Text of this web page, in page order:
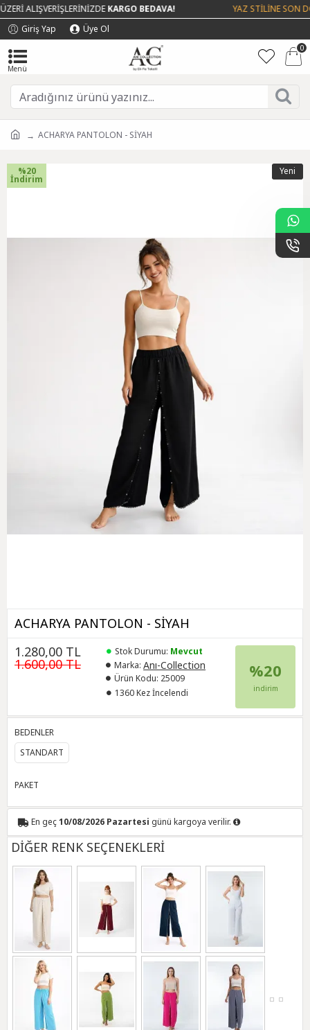
ALIŞVERİŞLERİNİZDEKARGO BEDAVA!
YAZ STİLİNE SON
Giriş Yap
Üye Ol
0
ACHARYA PANTOLON - SİYAH
Yeni
%20
İndirim
ACHARYA PANTOLON - SİYAH
1.280,00 TL
1.600,00 TL
Stok Durumu: Mevcut
Marka: Anı-Collection
Ürün Kodu: 25009
1360 Kez İncelendi
%20
indirim
BEDENLER
STANDART
PAKET
En geç10/08/2026 Pazartesi günü kargoya verilir.
DİĞER RENK SEÇENEKLERİ